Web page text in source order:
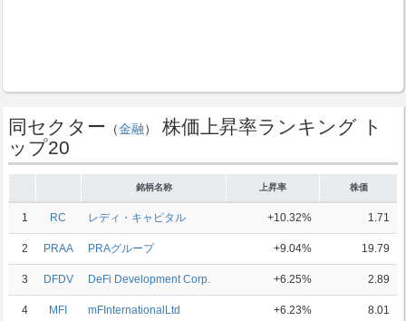
同セクター （金融 ）
株価上昇率ランキング ト
ップ20
銘柄名称 上昇率 株価
1 RC レディ・キャピタル +10.32% 1.71
2 PRAA PRAグループ +9.04% 19.79
3 DFDV DeFi Development Corp. +6.25% 2.89
4 MFI mFInternationalLtd +6.23% 8.01